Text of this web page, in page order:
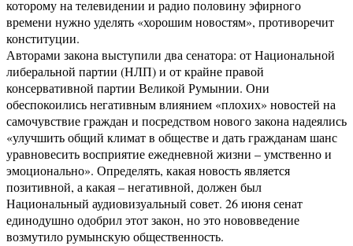
которому на телевидении и радио половину эфирного
времени нужно уделять «хорошим новостям», противоречит
конституции.
Авторами закона выступили два сенатора: от Национальной
либеральной партии (НЛП) и от крайне правой
консервативной партии Великой Румынии. Они
обеспокоились негативным влиянием «плохих» новостей на
самочувствие граждан и посредством нового закона надеялись
«улучшить общий климат в обществе и дать гражданам шанс
уравновесить восприятие ежедневной жизни – умственно и
эмоционально». Определять, какая новость является
позитивной, а какая – негативной, должен был
Национальный аудиовизуальный совет. 26 июня сенат
единодушно одобрил этот закон, но это нововведение
возмутило румынскую общественность.